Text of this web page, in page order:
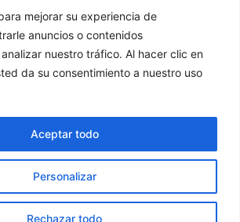
mejorar su experiencia de
anuncios o contenidos
nuestro tráfico. Al hacer clic en
da su consentimiento a nuestro uso
Personalizar
Rechazar todo
Aceptar todo
Página creada por MJG Social